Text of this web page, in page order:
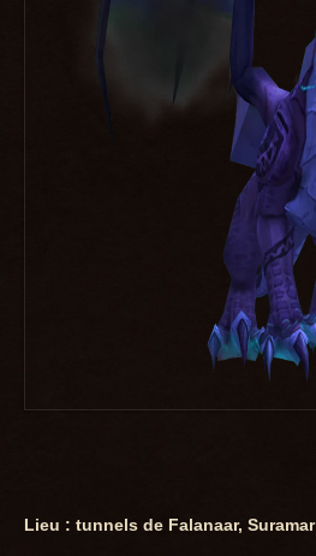
Lieu : tunnels de Falanaar, Suramar